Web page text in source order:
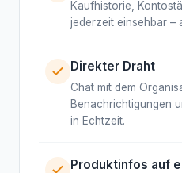
Kaufhistorie,
jederzeit einsehbar –
Direkter Draht
Chat mit dem
Benachrichtigungen
in Echtzeit.
Produktinfos auf